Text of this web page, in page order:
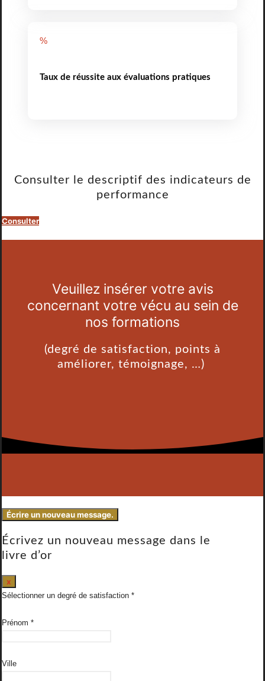
%
Taux de réussite aux évaluations pratiques
Consulter le descriptif des indicateurs de
performance
Consulter
Veuillez insérer votre avis
concernant votre vécu au sein de
nos formations
(degré de satisfaction, points à
améliorer, témoignage, …)
Écrivez un nouveau message dans le
livre d’or
x
ce
formulaire.
Sélectionner un degré de satisfaction
Prénom *
Ville